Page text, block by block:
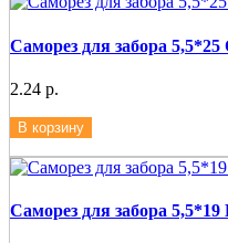
Саморез для забора
2.24 р.
В корзину
Саморез для забора